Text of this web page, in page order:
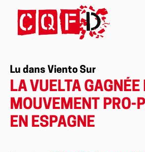
Lu dans Viento Sur
LA VUELTA GAGNÉE
MOUVEMENT PRO-
EN ESPAGNE